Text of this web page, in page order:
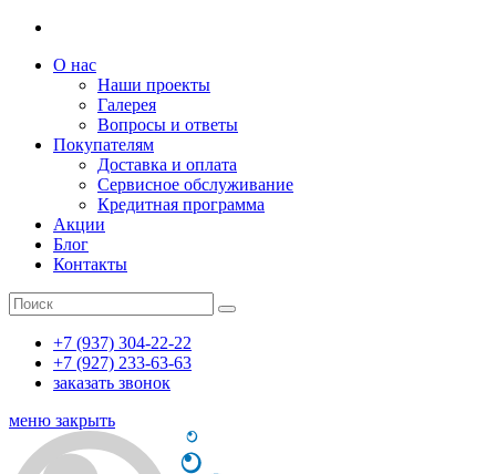
О нас
Наши проекты
Галерея
Вопросы и ответы
Покупателям
Доставка и оплата
Сервисное обслуживание
Кредитная программа
Акции
Блог
Контакты
+7 (937) 304-22-22
+7 (927) 233-63-63
заказать звонок
меню закрыть